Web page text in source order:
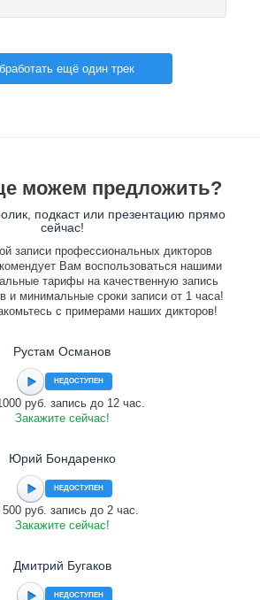
ещё один трек
можем предложить?
подкаст или презентацию прямо
сейчас!
записи профессиональных дикторов
Вам воспользоваться нашими
тарифы на качественную запись
и минимальные сроки записи от 1 часа!
с примерами наших дикторов!
Рустам Османов
НЕДОСТУПЕН
руб. запись до 12 час.
Закажите сейчас!
Юрий Бондаренко
НЕДОСТУПЕН
руб. запись до 2 час.
Закажите сейчас!
Дмитрий Бугаков
НЕДОСТУПЕН